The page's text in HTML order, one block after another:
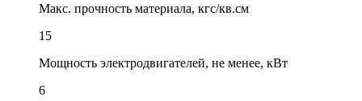
Макс. прочность материала, кгс/кв.см
15
Мощность электродвигателей, не менее, кВт
6